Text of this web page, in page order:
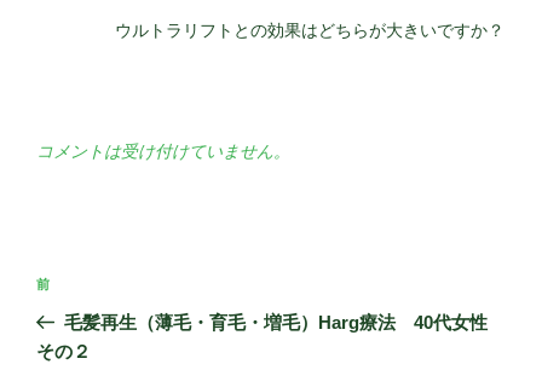
ウルトラリフトとの効果はどちらが大きいですか？
コメントは受け付けていません。
投
ナ
過
去
の
前
毛髪再生（薄毛・育毛・増毛）Harg療法 40代女性
その２